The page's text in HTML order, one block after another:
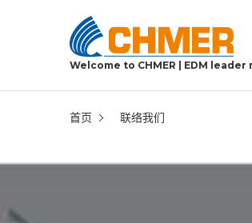
Welcome to CHMER | EDM
首页 联络我们